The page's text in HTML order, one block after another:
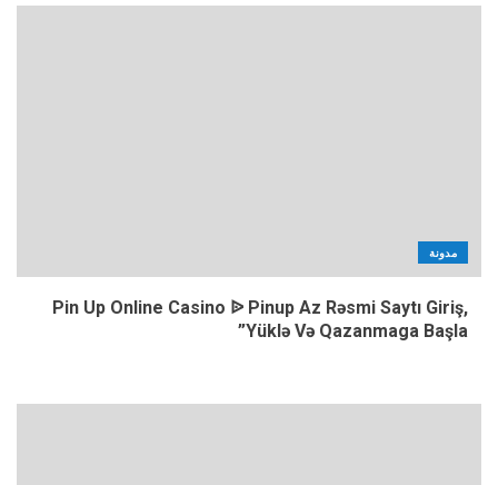
مدونة
Pin Up Online Casino ᐉ Pinup Az Rəsmi Saytı Giriş,
Yüklə Və Qazanmaga Başla”